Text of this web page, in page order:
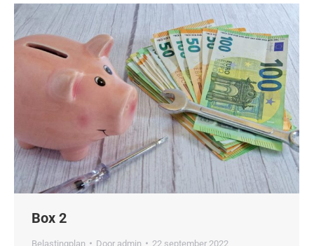
Box 2
Belastingplan Door admin 22 september 2022